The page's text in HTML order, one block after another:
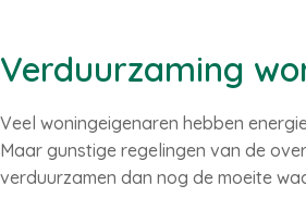
Verduurzaming
Veel woningeigenaren hebben
Maar gunstige regelingen van de
verduurzamen dan nog de moeite